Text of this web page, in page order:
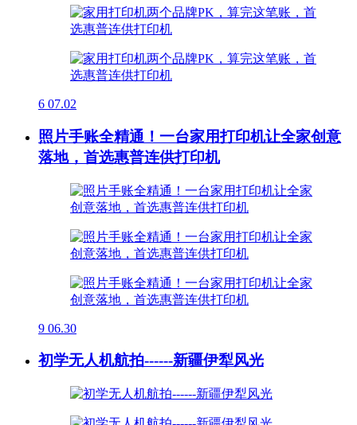
6 07.02
照片手账全精通！一台家用打印机让全家创意
落地，首选惠普连供打印机
9 06.30
初学无人机航拍------新疆伊犁风光